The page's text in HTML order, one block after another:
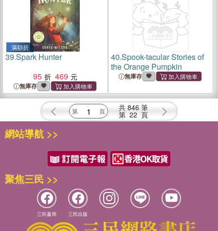
滿額折
39.Spark Hunter
95
469
無庫存
40.Spook-tacular Stories of
the Orange Pumpkin
無庫存
共 846 筆
第 22 頁
網站導航 >>
聚焦三民 >>
三民書局 三民出版